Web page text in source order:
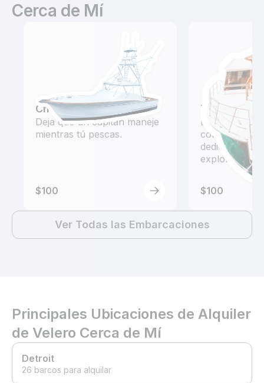
Cerca de Mí
Chárteres de Pesca
Deja que un capitán maneje
mientras tú pescas.
$100
Tours
Explora las
con un
dedicado a
exploración.
$100
Ver Todas las Embarcaciones
Principales Ubicaciones de Alquiler
de Velero Cerca de Mí
Detroit
26 barcos para alquilar